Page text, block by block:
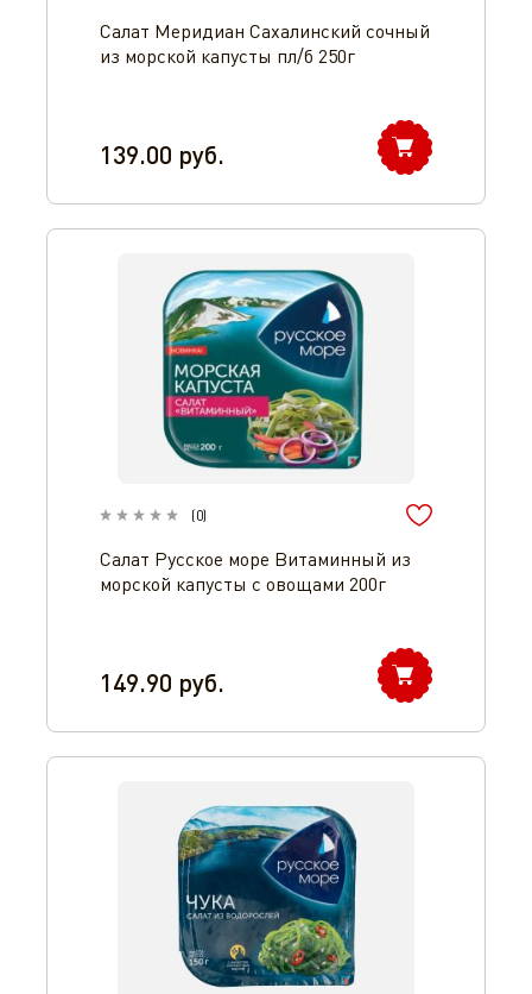
Салат Меридиан Сахалинский сочный
из морской капусты пл/б 250г
139.00 руб.
(0)
Салат Русское море Витаминный из
морской капусты с овощами 200г
149.90 руб.